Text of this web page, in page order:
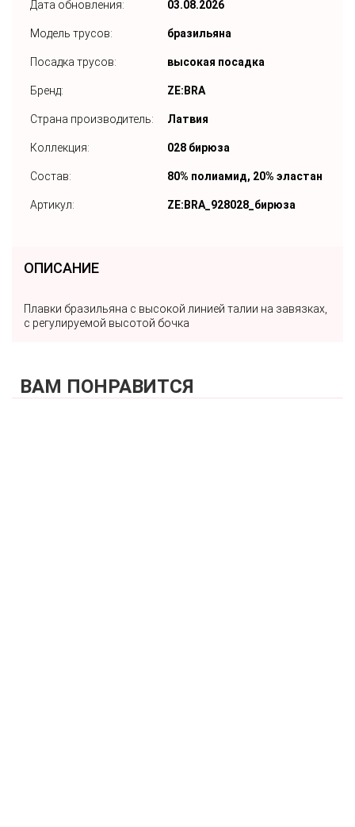
Дата обновления: 03.08.2026
Модель трусов: бразильяна
Посадка трусов: высокая посадка
Бренд: ZE:BRA
Страна производитель: Латвия
Коллекция: 028 бирюза
Состав: 80% полиамид, 20% эластан
Артикул: ZE:BRA_928028_бирюза
ОПИСАНИЕ
Плавки бразильяна с высокой линией талии на завязках,
с регулируемой высотой бочка
ВАМ ПОНРАВИТСЯ